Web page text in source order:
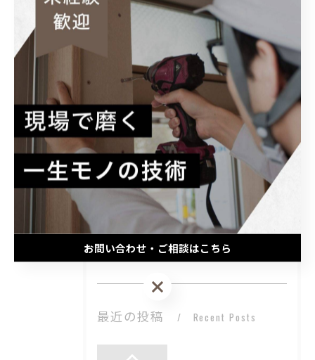
#スキルアップ
カテゴリー Categories
全てのカテゴリー
未経験
大工
経験者
正社員
最近の投稿 Recent Posts
お問い合わせ・ご相談はこちら
お問い合わせ・ご相談はこちら